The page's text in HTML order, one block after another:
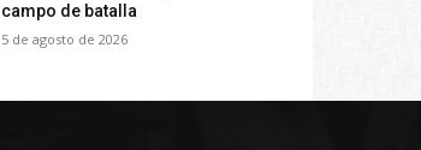
campo de batalla
5 de agosto de 2026